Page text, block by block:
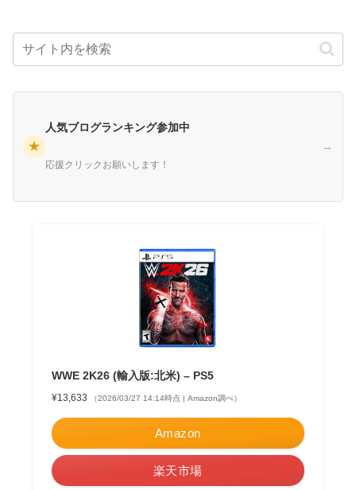
★
人気ブログランキング参加中
応援クリックお願いします！
→
WWE 2K26 (輸入版:北米) – PS5
¥13,633 （2026/03/27 14:14時点 | Amazon調べ）
Amazon
楽天市場